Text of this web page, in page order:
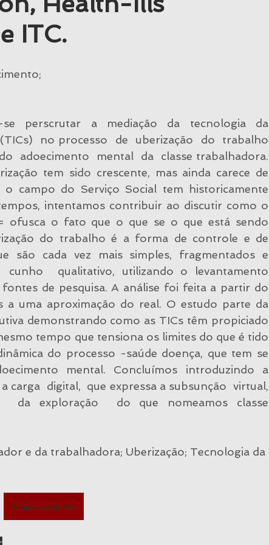
Financeirização
ITC.
perscrutar  a  mediação  da  tecnologia  da
no processo  de  uberização  do  trabalho
adoecimento  mental  da  classe trabalhadora.
tem sido crescente, mas ainda carece de
o campo do Serviço Social tem historicamente
intentamos contribuir ao discutir como o
ofusca o fato que o que se o que está sendo
do trabalho é a forma de controle e de
são  cada  vez  mais  simples,  fragmentados  e
qualitativo, utilizando o levantamento
de pesquisa. A análise foi feita a partir do
a uma aproximação do real. O estudo parte da
demonstrando como as TICs têm propiciado
tempo que tensiona os limites do que é tido
do processo -saúde doença, que tem se
mental. Concluímos introduzindo a
carga  digital,  que expressa a subsunção  virtual,
da exploração  do que nomeamos classe
e da trabalhadora; Uberização; Tecnologia da
Artigo completo